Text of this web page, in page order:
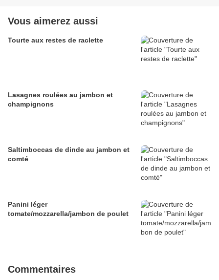
Vous aimerez aussi
Tourte aux restes de raclette
Lasagnes roulées au jambon et
champignons
Saltimboccas de dinde au jambon et
comté
Panini léger
tomate/mozzarella/jambon de poulet
Commentaires